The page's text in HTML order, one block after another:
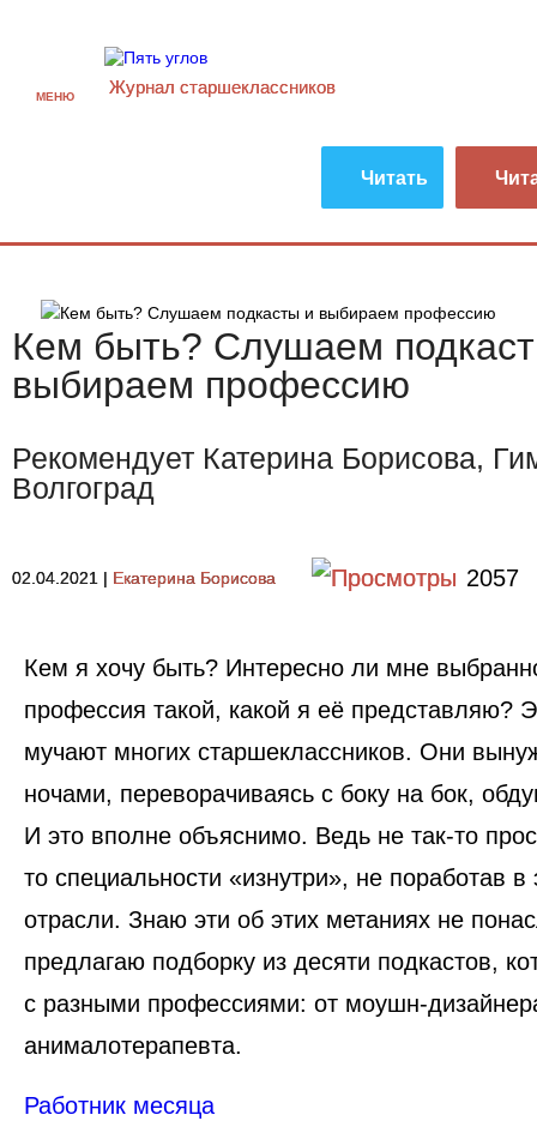
МЕНЮ Журнал старшекласcников
Читать
Кем быть? Слушаем
выбираем профессию
Рекомендует Катерина Борисова,
Волгоград
02.04.2021 | Екатерина Борисова 2057
Кем я хочу быть? Интересно ли мне
профессия такой, какой я её представляю?
мучают многих старшеклассников. Они
ночами, переворачиваясь с боку на бок,
И это вполне объяснимо. Ведь не так-то
то специальности «изнутри», не поработав в
отрасли. Знаю эти об этих метаниях не
предлагаю подборку из десяти подкастов,
с разными профессиями: от моушн-
анималотерапевта.
Работник месяца